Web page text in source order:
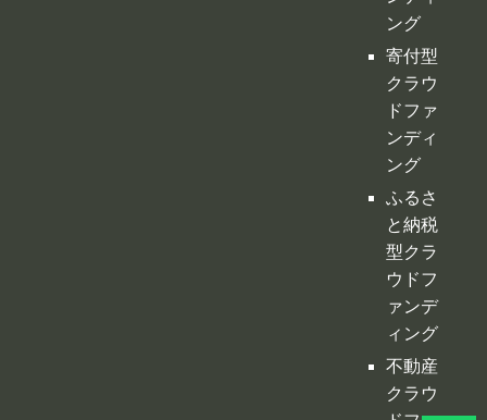
ふるさ
と納税
型クラ
ウドフ
ァンデ
ィング
不動産
クラウ
ドファ
ンディ
ング
投資型
クラウ
ドファ
ンディ